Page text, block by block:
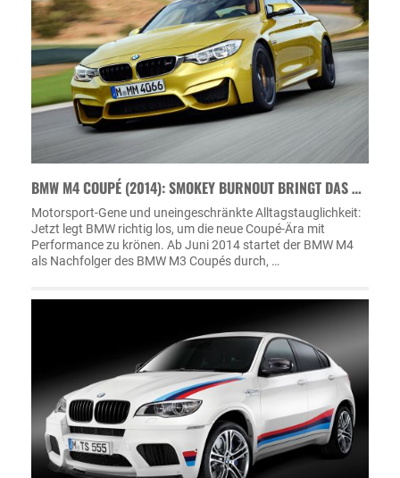
BMW M4 COUPÉ (2014): SMOKEY BURNOUT BRINGT DAS …
Motorsport-Gene und uneingeschränkte Alltagstauglichkeit:
Jetzt legt BMW richtig los, um die neue Coupé-Ära mit
Performance zu krönen. Ab Juni 2014 startet der BMW M4
als Nachfolger des BMW M3 Coupés durch, …